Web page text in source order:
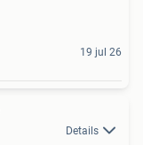
19 jul 26
Details